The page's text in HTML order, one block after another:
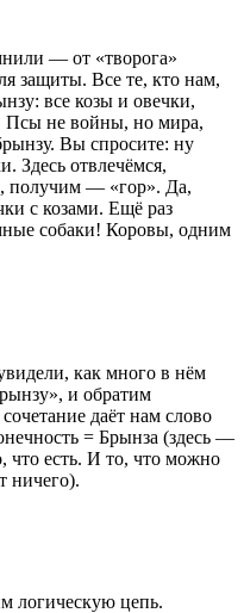
— от «творога»
защиты. Все те, кто нам,
все козы и овечки,
Псы не войны, но мира,
Вы спросите: ну
Здесь отвлечёмся,
получим — «гор». Да,
с козами. Ещё раз
собаки! Коровы, одним
как много в нём
и обратим
даёт нам слово
= Брынза (здесь —
что есть. И то, что можно
ничего).
логическую цепь.